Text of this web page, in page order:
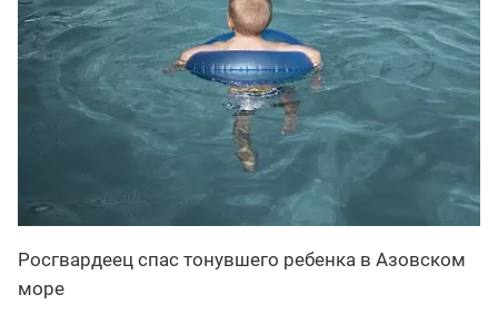
Росгвардеец спас тонувшего ребенка в Азовском
море